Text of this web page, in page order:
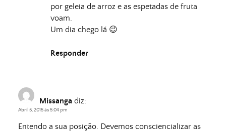
por geleia de arroz e as espetadas de fruta
voam.
Um dia chego lá 😉
Responder
Missanga diz:
Abril 5, 2015 às 5:04 pm
Entendo a sua posição. Devemos consciencializar as